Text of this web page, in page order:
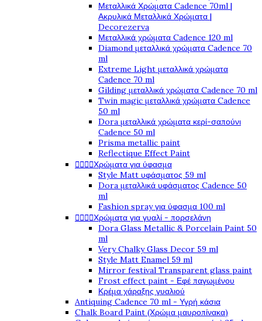
Μεταλλικά Χρώματα Cadence 70ml |
Ακρυλικά Μεταλλικά Χρώματα |
Decorezerva
Μεταλλικά χρώματα Cadence 120 ml
Diamond μεταλλικά χρώματα Cadence 70
ml
Extreme Light μεταλλικά χρώματα
Cadence 70 ml
Gilding μεταλλικά χρώματα Cadence 70 ml
Twin magic μεταλλικά χρώματα Cadence
50 ml
Dora μεταλλικά χρώματα κερί-σαπούνι
Cadence 50 ml
Prisma metallic paint
Reflectique Effect Paint
Χρώματα για ύφασμα
Style Matt υφάσματος 59 ml
Dora μεταλλικά υφάσματος Cadence 50
ml
Fashion spray για ύφασμα 100 ml
Χρώματα για γυαλί - πορσελάνη
Dora Glass Metallic & Porcelain Paint 50
ml
Very Chalky Glass Decor 59 ml
Style Matt Enamel 59 ml
Mirror festival Transparent glass paint
Frost effect paint - Εφέ παγωμένου
Κρέμα χάραξης γυαλιού
Antiquing Cadence 70 ml - Υγρή κάσια
Chalk Board Paint (Χρώμα μαυροπίνακα)